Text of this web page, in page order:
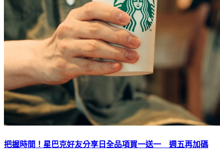
把握時間！星巴克好友分享日全品項買一送一 週五再加碼